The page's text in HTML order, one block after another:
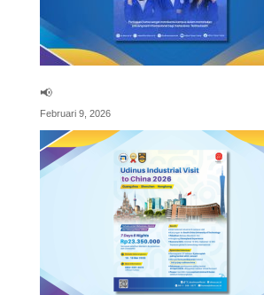
📢
Februari 9, 2026